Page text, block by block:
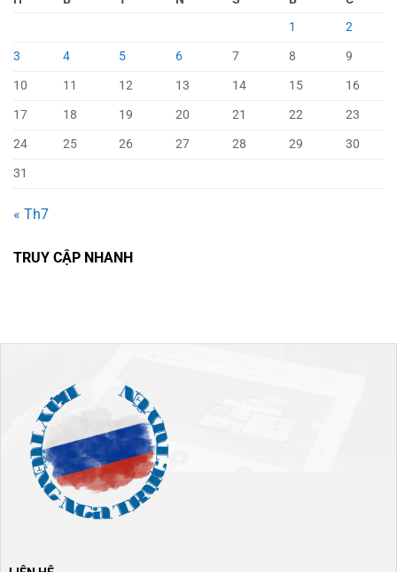
1
2
3
4 5 6 7 8
9
10
11 12 13 14 15
16
17
18 19 20 21 22
23
24
25 26 27 28 29
30
31
« Th7
TRUY CẬP NHANH